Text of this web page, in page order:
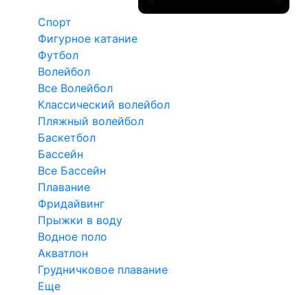
Спорт
Фигурное катание
Футбол
Волейбол
Все Волейбол
Классический волейбол
Пляжный волейбол
Баскетбол
Бассейн
Все Бассейн
Плавание
Фридайвинг
Прыжки в воду
Водное поло
Акватлон
Грудничковое плавание
Еще